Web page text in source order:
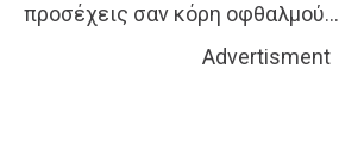
προσέχεις σαν κόρη οφθαλμού…
Advertisment